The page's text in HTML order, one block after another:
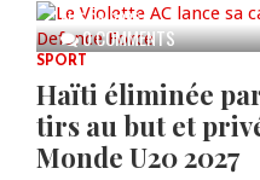
0 COMMENTS
AUG 04, 2026
SPORT
Haïti éliminée
tirs au but et
Monde U20 2027